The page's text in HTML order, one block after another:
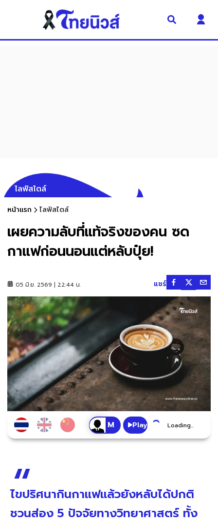
ไลฟ์สไตล์
หน้าแรก ไลฟ์สไตล์
เผยความลับที่แท้จริงของคน ซด
กาแฟก่อนนอนแต่หลับปุ๋ย!
05 มิ.ย. 2569 | 22:44 น. แชร์
Play Loading...
ไขปริศนากินกาแฟแล้วยังหลับได้ปกติ
ชวนส่อง 5 ปัจจัยทางวิทยาศาสตร์ ทั้ง